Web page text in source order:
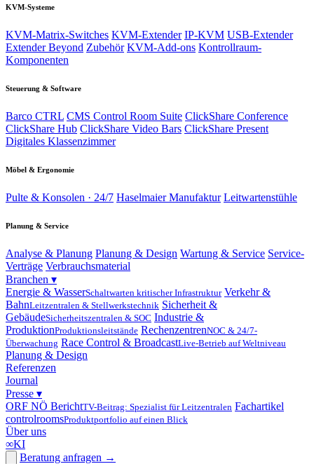
KVM-Systeme
KVM-Matrix-Switches KVM-Extender IP-KVM USB-Extender
Extender Beyond Zubehör KVM-Add-ons Kontrollraum-
Komponenten
Steuerung & Software
Barco CTRL CMS Control Room Suite ClickShare Conference
ClickShare Hub ClickShare Video Bars ClickShare Present
Digitales Klassenzimmer
Möbel & Ergonomie
Pulte & Konsolen · 24/7 Haselmaier Manufaktur Leitwartenstühle
Planung & Service
Analyse & Planung Planung & Design Wartung & Service Service-
Verträge Verbrauchsmaterial
Branchen ▾
Energie & WasserSchaltwarten kritischer Infrastruktur Verkehr &
BahnLeitzentralen & Stellwerkstechnik Sicherheit &
GebäudeSicherheitszentralen & SOC Industrie &
ProduktionProduktionsleitstände RechenzentrenNOC & 24/7-
Überwachung Race Control & BroadcastLive-Betrieb auf Weltniveau
Planung & Design
Referenzen
Journal
Presse ▾
ORF NÖ BerichtTV-Beitrag: Spezialist für Leitzentralen Fachartikel
controlroomsProduktportfolio auf einen Blick
Über uns
∞KI
Beratung anfragen →